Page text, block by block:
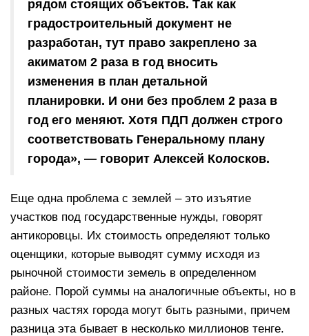
рядом стоящих объектов. Так как
градостроительный документ не
разработан, тут право закреплено за
акиматом 2 раза в год вносить
изменения в план детальной
планировки. И они без проблем 2 раза в
год его меняют. Хотя ПДП должен строго
соответствовать Генеральному плану
города», — говорит Алексей Колосков.
Еще одна проблема с землей – это изъятие
участков под государственные нужды, говорят
антикоровцы. Их стоимость определяют только
оценщики, которые выводят сумму исходя из
рыночной стоимости земель в определенном
районе. Порой суммы на аналогичные объекты, но в
разных частях города могут быть разными, причем
разница эта бывает в несколько миллионов тенге.